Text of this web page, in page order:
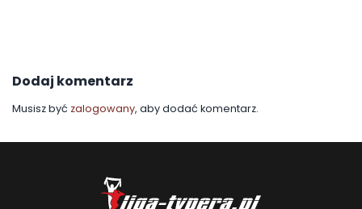
Dodaj komentarz
Musisz być zalogowany, aby dodać komentarz.